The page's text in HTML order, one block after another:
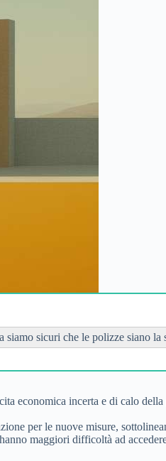
siamo sicuri che le polizze siano la
economica incerta e di calo
per le nuove misure,
maggiori difficoltà ad